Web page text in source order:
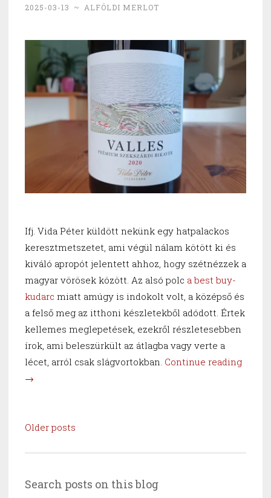
2025-03-13 ~ ALFÖLDI MERLOT
Ifj. Vida Péter küldött nekünk egy hatpalackos
keresztmetszetet, ami végül nálam kötött ki és
kiváló apropót jelentett ahhoz, hogy szétnézzek a
magyar vörösek között. Az alsó polc a best buy-
kudarc miatt amúgy is indokolt volt, a középső és
a felső meg az itthoni készletekből adódott. Értek
kellemes meglepetések, ezekről részletesebben
írok, ami beleszürkült az átlagba vagy verte a
lécet, arról csak slágvortokban. Continue reading
→
Posts
Older posts
Search posts on this blog